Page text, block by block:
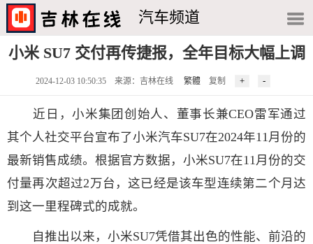
汽车频道
小米 SU7 交付再传捷报，全年目标大幅上调
2024-12-03 10:50:35 来源：吉林在线 繁體 复制
近日，小米集团创始人、董事长兼CEO雷军通过
其个人社交平台宣布了小米汽车SU7在2024年11月份的
最新销售成绩。根据官方数据，小米SU7在11月份的交
付量再次超过2万台，这已经是该车型连续第二个月达
到这一里程碑式的成就。
自推出以来，小米SU7凭借其出色的性能、前沿的